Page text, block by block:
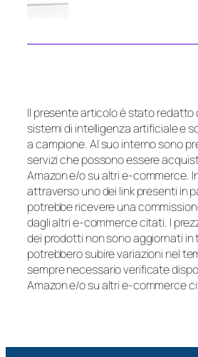
Il presente articolo è stato redatto
sistemi di intelligenza artificiale e
a campione. Al suo interno sono
servizi che possono essere
Amazon e/o su altri e-commerce.
attraverso uno dei link presenti in
potrebbe ricevere una
dagli altri e-commerce citati. I
dei prodotti non sono aggiornati in
potrebbero subire variazioni nel
sempre necessario verificate
Amazon e/o su altri e-commerce